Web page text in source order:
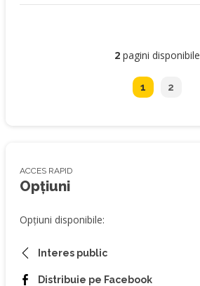
2 pagini disponibile
1 2
ACCES RAPID
Opțiuni
Opțiuni disponibile:
Interes public
Distribuie pe Facebook